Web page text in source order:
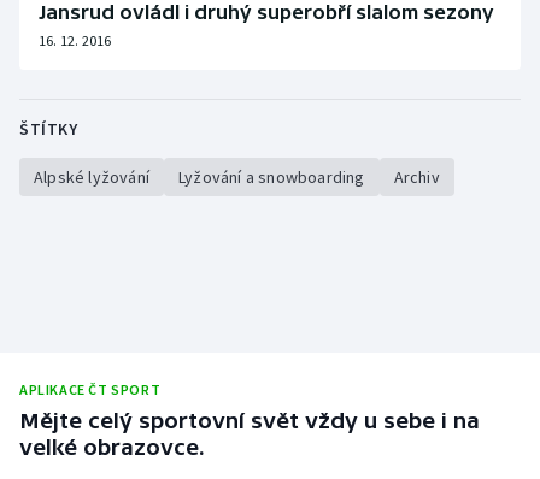
Jansrud ovládl i druhý superobří slalom sezony
16. 12. 2016
ŠTÍTKY
Alpské lyžování Lyžování a snowboarding Archiv
APLIKACE ČT SPORT
Mějte celý sportovní svět vždy u sebe i na
velké obrazovce.